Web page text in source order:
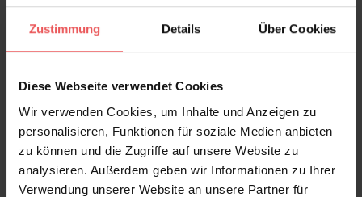
Zustimmung Details Über Cookies
Diese Webseite verwendet Cookies
Wir verwenden Cookies, um Inhalte und Anzeigen zu
personalisieren, Funktionen für soziale Medien anbieten
zu können und die Zugriffe auf unsere Website zu
analysieren. Außerdem geben wir Informationen zu Ihrer
Verwendung unserer Website an unsere Partner für
+49 (0)221 932 81 82
Produktgalerie überspringen